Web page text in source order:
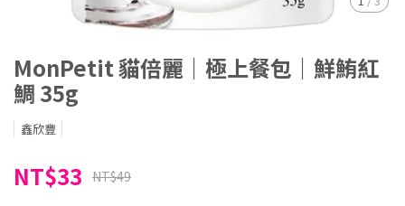
MonPetit 貓倍麗｜極上餐包｜鮮鮪紅
鯛 35g
鑫欣豐
NT$33 NT$49